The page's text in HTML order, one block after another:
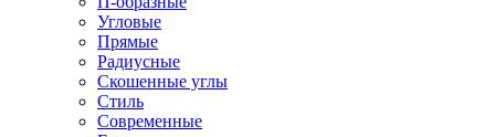
Угловые
Прямые
Радиусные
Скошенные углы
Стиль
Современные